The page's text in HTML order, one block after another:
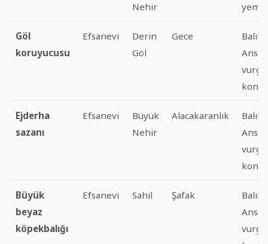
Nehir
yem
Göl
koruyucusu
Efsanevi
Derin
Göl
Gece
Balık
Ejderha
sazanı
Efsanevi
Büyük
Nehir
Alacakaranlık
Balık
Büyük
beyaz
köpekbalığı
Efsanevi Sahil Şafak
Balık